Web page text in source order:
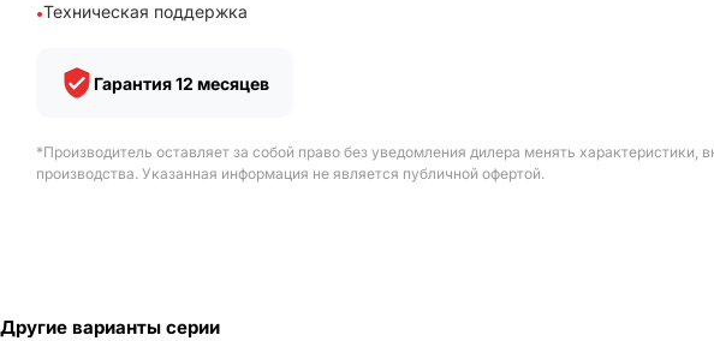
Техническая поддержка
Гарантия 12 месяцев
*Производитель оставляет за собой право без уведомления дилера менять характеристики,
производства. Указанная информация не является публичной офертой.
Другие варианты серии